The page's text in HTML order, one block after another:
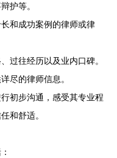
护等。
和成功案例的律师或律
过往经历以及业内口碑。
尽的律师信息。
初步沟通，感受其专业程
和舒适。